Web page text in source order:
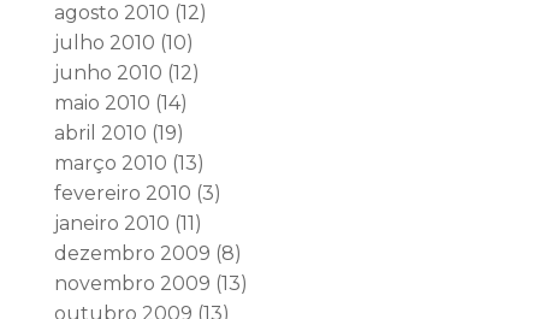
agosto 2010 (12)
julho 2010 (10)
junho 2010 (12)
maio 2010 (14)
abril 2010 (19)
março 2010 (13)
fevereiro 2010 (3)
janeiro 2010 (11)
dezembro 2009 (8)
novembro 2009 (13)
outubro 2009 (13)